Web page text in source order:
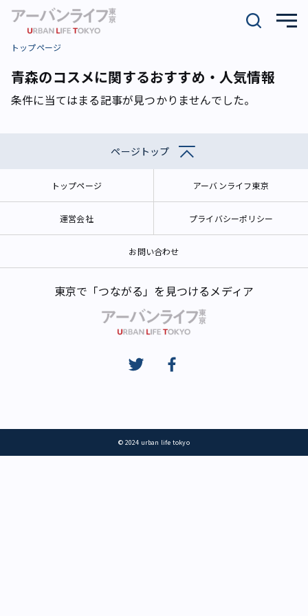
トップページ
青森のコスメに関するおすすめ・人気情報
条件に当てはまる記事が見つかりませんでした。
ページトップ
トップページ アーバンライフ東京
運営会社 プライバシーポリシー
お問い合わせ
東京で「つながる」を見つけるメディア
© 2024 urban life tokyo